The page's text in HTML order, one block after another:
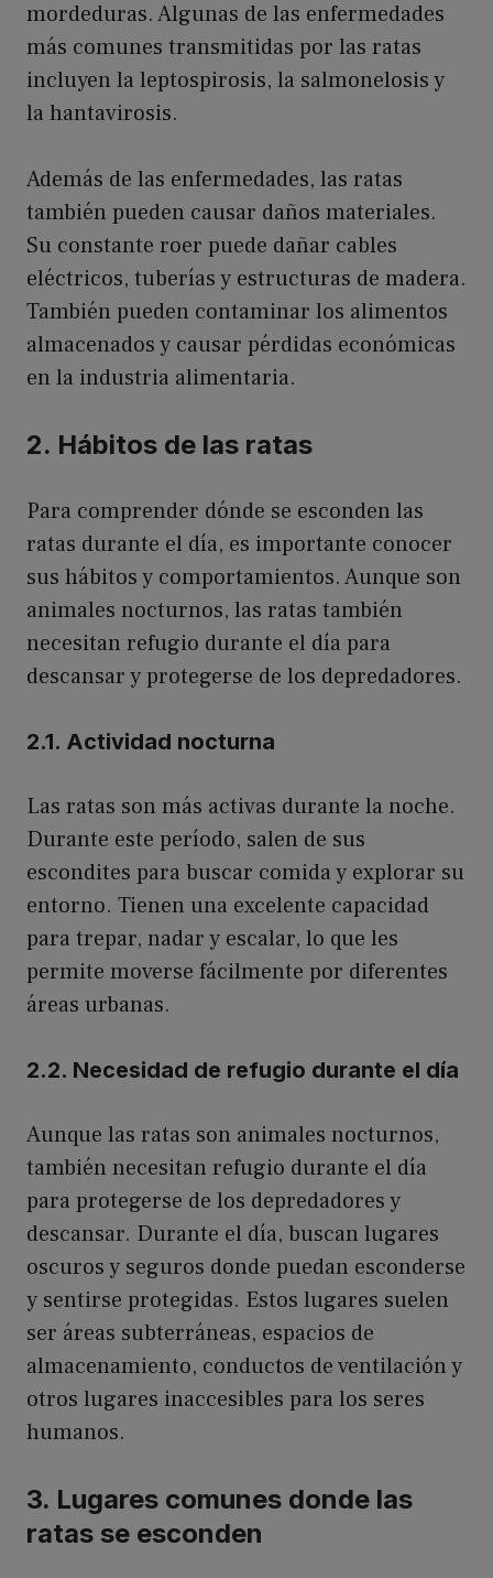
mordeduras. Algunas de las enfermedades
más comunes transmitidas por las ratas
incluyen la leptospirosis, la salmonelosis y
la hantavirosis.
Además de las enfermedades, las ratas
también pueden causar daños materiales.
Su constante roer puede dañar cables
eléctricos, tuberías y estructuras de madera.
También pueden contaminar los alimentos
almacenados y causar pérdidas económicas
en la industria alimentaria.
2. Hábitos de las ratas
Para comprender dónde se esconden las
ratas durante el día, es importante conocer
sus hábitos y comportamientos. Aunque son
animales nocturnos, las ratas también
necesitan refugio durante el día para
descansar y protegerse de los depredadores.
2.1. Actividad nocturna
Las ratas son más activas durante la noche.
Durante este período, salen de sus
escondites para buscar comida y explorar su
entorno. Tienen una excelente capacidad
para trepar, nadar y escalar, lo que les
permite moverse fácilmente por diferentes
áreas urbanas.
2.2. Necesidad de refugio durante el día
Aunque las ratas son animales nocturnos,
también necesitan refugio durante el día
para protegerse de los depredadores y
descansar. Durante el día, buscan lugares
oscuros y seguros donde puedan esconderse
y sentirse protegidas. Estos lugares suelen
ser áreas subterráneas, espacios de
almacenamiento, conductos de ventilación y
otros lugares inaccesibles para los seres
humanos.
3. Lugares comunes donde las
ratas se esconden